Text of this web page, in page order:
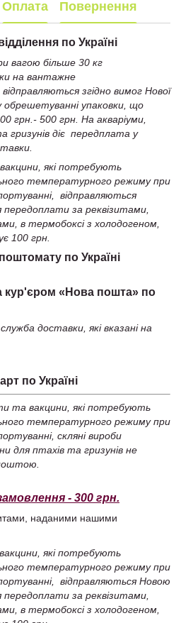
Оплата Повернення
по Україні
вагою більше 30 кг
на вантажне
відправляються згідно вимог Нової
упаковки, що
грн.- 500 грн. На акваріуми,
гризунів діє передплата у
які потребують
температурного режиму при
відправляються
за реквізитами,
в термобоксі з холодогеном,
100 грн.
по Україні
кур'єром «Нова пошта» по
доставки, які вказані на
по Україні
та вакцини, які потребують
температурного режиму при
скляні вироби
для птахів та гризунів не
- 300 грн.
наданими нашими
які потребують
температурного режиму при
відправляються Новою
за реквізитами,
в термобоксі з холодогеном,